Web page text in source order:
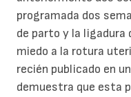
programada dos
de parto y la ligadura
miedo a la rotura
recién publicado en
demuestra que esta